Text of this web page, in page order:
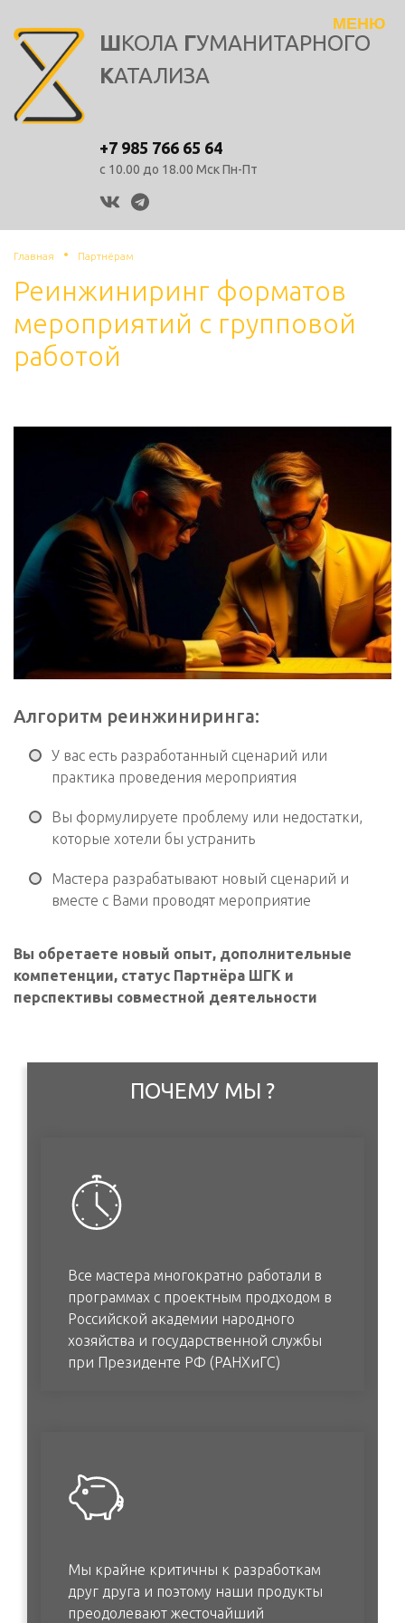
Школа
Гуманитарного
Катализа
logo
ШКОЛА ГУМАНИТАРНОГО
КАТАЛИЗА
+7 985 766 65 64
с 10.00 до 18.00 МскПн-Пт
vk telegram
Toggle
navigation
Главная Партнёрам
Реинжиниринг форматов
мероприятий с групповой
работой
Алгоритм реинжиниринга:
У вас есть разработанный сценарий или
практика проведения мероприятия
Вы формулируете проблему или недостатки,
которые хотели бы устранить
Мастера разрабатывают новый сценарий и
вместе с Вами проводят мероприятие
Вы обретаете новый опыт, дополнительные
компетенции, статус Партнёра ШГК и
перспективы совместной деятельности
ПОЧЕМУ МЫ ?
Все мастера многократно работали в
программах с проектным продходом в
Российской академии народного
хозяйства и государственной службы
при Президенте РФ (РАНХиГС)
Мы крайне критичны к разработкам
друг друга и поэтому наши продукты
преодолевают жесточайший